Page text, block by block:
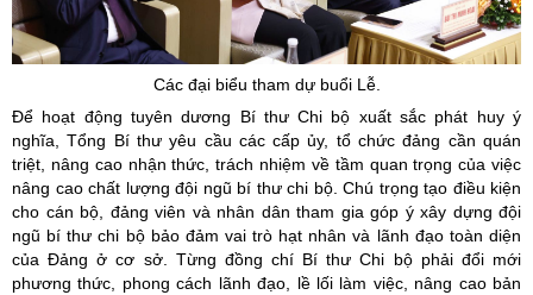
Các đại biểu tham dự buổi Lễ.
Để hoạt động tuyên dương Bí thư Chi bộ xuất sắc phát huy ý
nghĩa, Tổng Bí thư yêu cầu các cấp ủy, tổ chức đảng cần quán
triệt, nâng cao nhận thức, trách nhiệm về tầm quan trọng của việc
nâng cao chất lượng đội ngũ bí thư chi bộ. Chú trọng tạo điều kiện
cho cán bộ, đảng viên và nhân dân tham gia góp ý xây dựng đội
ngũ bí thư chi bộ bảo đảm vai trò hạt nhân và lãnh đạo toàn diện
của Đảng ở cơ sở. Từng đồng chí Bí thư Chi bộ phải đổi mới
phương thức, phong cách lãnh đạo, lề lối làm việc, nâng cao bản